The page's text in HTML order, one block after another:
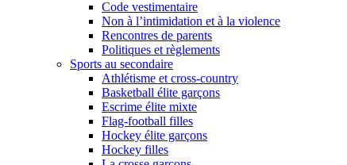
Code vestimentaire
Non à l’intimidation et à la violence
Rencontres de parents
Politiques et règlements
Sports au secondaire
Athlétisme et cross-country
Basketball élite garçons
Escrime élite mixte
Flag-football filles
Hockey élite garçons
Hockey filles